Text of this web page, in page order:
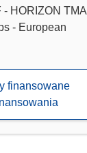
HORIZON TMA
- European
finansowane